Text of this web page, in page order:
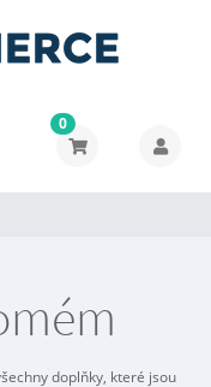
0
doplňky, které jsou